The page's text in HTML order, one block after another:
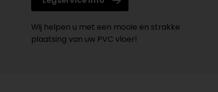
Wij helpen u met een mooie en strakke
plaatsing van uw PVC vloer!